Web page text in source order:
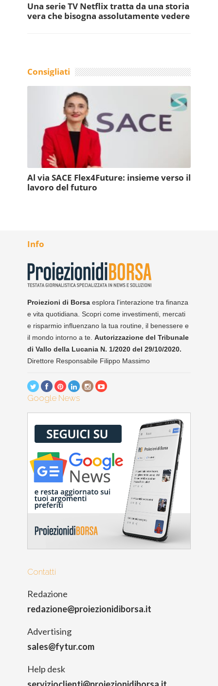
Una serie TV Netflix tratta da una storia
vera che bisogna assolutamente vedere
Consigliati
Al via SACE Flex4Future: insieme verso il
lavoro del futuro
Info
Proiezioni di Borsa esplora l'interazione tra finanza
e vita quotidiana. Scopri come investimenti, mercati
e risparmio influenzano la tua routine, il benessere e
il mondo intorno a te. Autorizzazione del Tribunale
di Vallo della Lucania N. 1/2020 del 29/10/2020.
Direttore Responsabile Filippo Massimo
Google News
Contatti
Redazione
redazione@proiezionidiborsa.it
Advertising
sales@fytur.com
Help desk